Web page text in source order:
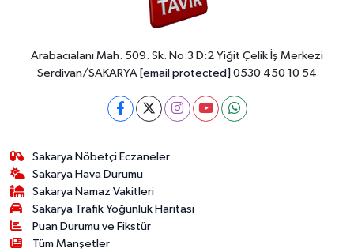
Arabacıalanı Mah. 509. Sk. No:3 D:2 Yiğit Çelik İş Merkezi
Serdivan/SAKARYA [email protected] 0530 450 10 54
Sakarya Nöbetçi Eczaneler
Sakarya Hava Durumu
Sakarya Namaz Vakitleri
Sakarya Trafik Yoğunluk Haritası
Puan Durumu ve Fikstür
Tüm Manşetler